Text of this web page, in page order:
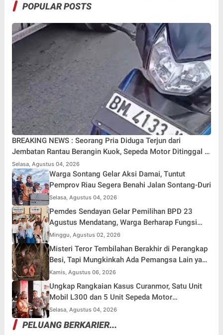
POPULAR POSTS
BREAKING NEWS : Seorang Pria Diduga Terjun dari
Jembatan Rantau Berangin Kuok, Sepeda Motor Ditinggal di
Lokasi
Selasa, Agustus 04, 2026
Warga Sontang Gelar Aksi Damai, Tuntut
Pemprov Riau Segera Benahi Jalan Sontang-Duri
Selasa, Agustus 04, 2026
Pemdes Sendayan Gelar Pemilihan BPD 23
Agustus Mendatang, Warga Berharap Fungsi
Pengawasan Berjalan Maksimal
Minggu, Agustus 02, 2026
Misteri Teror Tembilahan Berakhir di Perangkap
Besi, Tapi Mungkinkah Ada Pemangsa Lain yang
Masih Mengintai ?
Kamis, Agustus 06, 2026
Ungkap Rangkaian Kasus Curanmor, Satu Unit
Mobil L300 dan 5 Unit Sepeda Motor
Dikembalikan
Selasa, Agustus 04, 2026
PELUANG BERKARIER...